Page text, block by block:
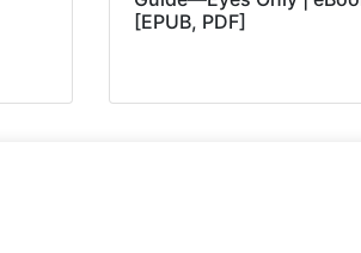
[EPUB, PDF]